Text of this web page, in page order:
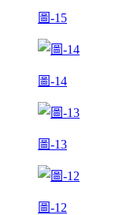
圖-15
圖-14
圖-13
圖-12